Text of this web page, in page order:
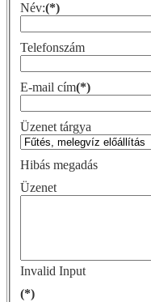
Név:(*)
Telefonszám
E-mail cím(*)
Üzenet tárgya
Hibás megadás
Üzenet
Invalid Input
(*)